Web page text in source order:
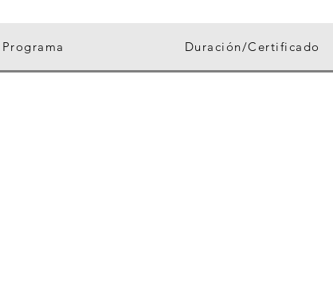
Programa Duración/Certificado